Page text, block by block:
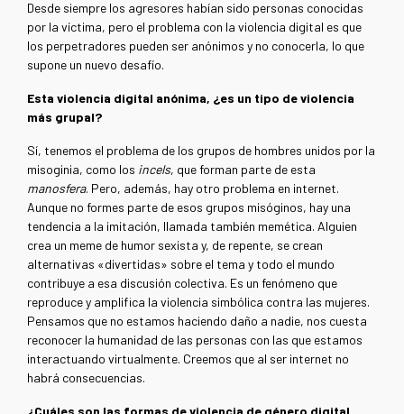
Desde siempre los agresores habían sido personas conocidas
por la víctima, pero el problema con la violencia digital es que
los perpetradores pueden ser anónimos y no conocerla, lo que
supone un nuevo desafío.
Esta violencia digital anónima, ¿es un tipo de violencia
más grupal?
Sí, tenemos el problema de los grupos de hombres unidos por la
misoginia, como los incels, que forman parte de esta
manosfera. Pero, además, hay otro problema en internet.
Aunque no formes parte de esos grupos misóginos, hay una
tendencia a la imitación, llamada también memética. Alguien
crea un meme de humor sexista y, de repente, se crean
alternativas «divertidas» sobre el tema y todo el mundo
contribuye a esa discusión colectiva. Es un fenómeno que
reproduce y amplifica la violencia simbólica contra las mujeres.
Pensamos que no estamos haciendo daño a nadie, nos cuesta
reconocer la humanidad de las personas con las que estamos
interactuando virtualmente. Creemos que al ser internet no
habrá consecuencias.